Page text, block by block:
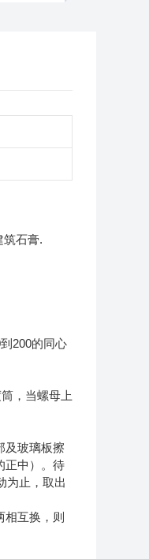
筑石膏.
到 200的同心
，当螺母上
及玻璃板擦
正中）。待
为止，取出
互换，则